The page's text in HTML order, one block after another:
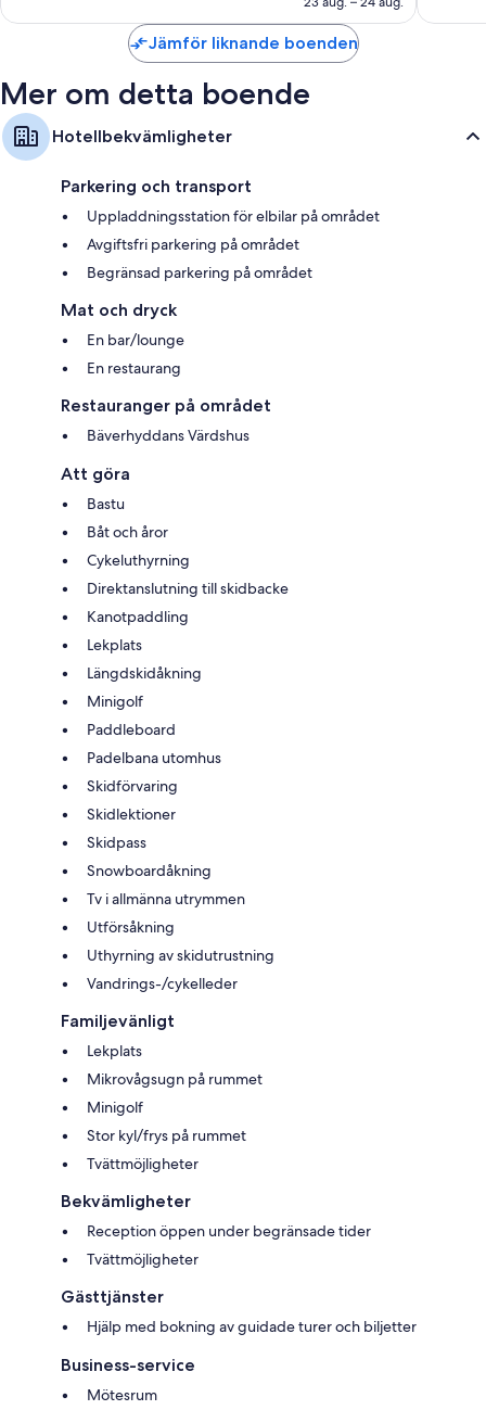
Jämför liknande boenden
Mer om detta boende
Hotellbekvämligheter
Parkering och transport
Uppladdningsstation för elbilar på området
Avgiftsfri parkering på området
Begränsad parkering på området
Mat och dryck
En bar/lounge
En restaurang
Restauranger på området
Bäverhyddans Värdshus
Att göra
Bastu
Båt och åror
Cykeluthyrning
Direktanslutning till skidbacke
Kanotpaddling
Lekplats
Längdskidåkning
Minigolf
Paddleboard
Padelbana utomhus
Skidförvaring
Skidlektioner
Skidpass
Snowboardåkning
Tv i allmänna utrymmen
Utförsåkning
Uthyrning av skidutrustning
Vandrings-/cykelleder
Familjevänligt
Lekplats
Mikrovågsugn på rummet
Minigolf
Stor kyl/frys på rummet
Tvättmöjligheter
Bekvämligheter
Reception öppen under begränsade tider
Tvättmöjligheter
Gästtjänster
Hjälp med bokning av guidade turer och biljetter
Business-service
Mötesrum